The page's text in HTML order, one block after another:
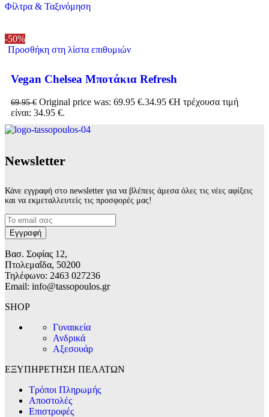
Φίλτρα & Ταξινόμηση
-50%
Προσθήκη στη λίστα επιθυμιών
Vegan Chelsea Μποτάκια Refresh
69.95€ Original price was: 69.95 €.34.95 €Η τρέχουσα τιμή
είναι: 34.95 €.
Νewsletter
Κάνε εγγραφή στο newsletter για να βλέπεις άμεσα όλες τις νέες αφίξεις
και να εκμεταλλευτείς τις προσφορές μας!
Βασ. Σοφίας 12,
Πτολεμαΐδα, 50200
Τηλέφωνο: 2463 027236
Email: info@tassopoulos.gr
SHOP
Γυναικεία
Ανδρικά
Αξεσουάρ
ΕΞΥΠΗΡΕΤΗΣΗ ΠΕΛΑΤΩΝ
Τρόποι Πληρωμής
Αποστολές
Επιστροφές